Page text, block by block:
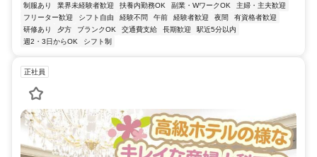
制服あり 業界未経験者歓迎 扶養内勤務OK 副業・WワークOK
主婦・主夫歓迎
フリーター歓迎
シフト自由 経験不問 午前 経験者歓迎 夜間
有資格者歓迎
研修あり
夕方 ブランクOK 交通費支給 長期歓迎
駅近5分以内
週2・3日からOK
シフト制
正社員